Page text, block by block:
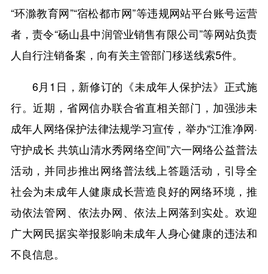
“环滁教育网”“宿松都市网”等违规网站平台账号运营
者，责令“砀山县中润管业销售有限公司”等网站负责
人自行注销备案，向有关主管部门移送线索5件。
6月1日，新修订的《未成年人保护法》正式施
行。近期，省网信办联合省直相关部门，加强涉未
成年人网络保护法律法规学习宣传，举办“江淮净网·
守护成长 共筑山清水秀网络空间”六一网络公益普法
活动，并同步推出网络普法线上答题活动，引导全
社会为未成年人健康成长营造良好的网络环境，推
动依法管网、依法办网、依法上网落到实处。欢迎
广大网民据实举报影响未成年人身心健康的违法和
不良信息。